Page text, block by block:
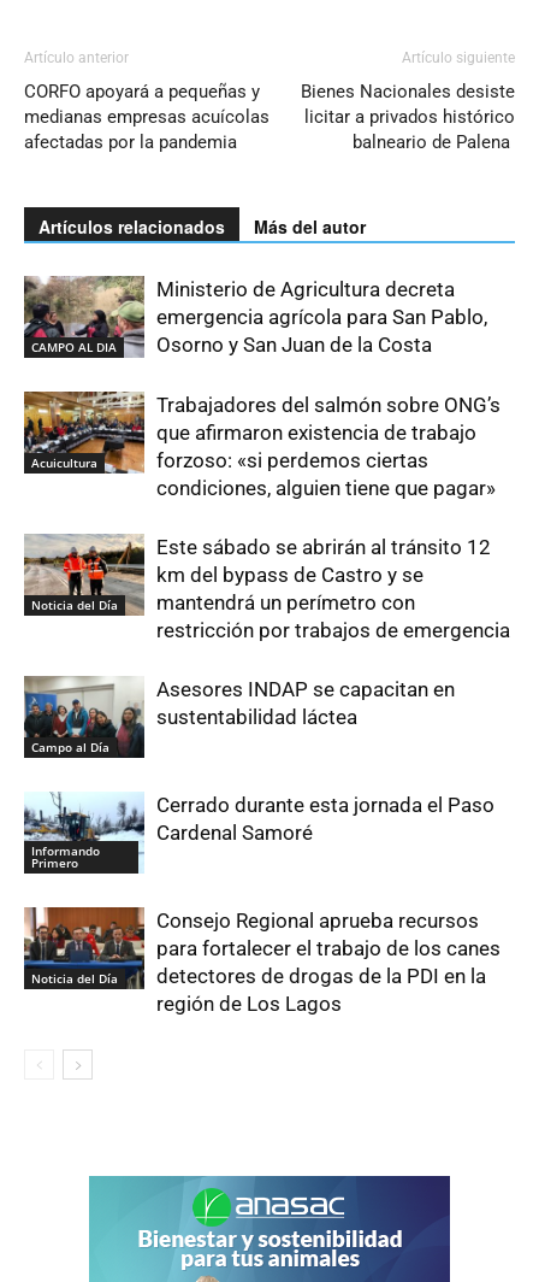
Artículo anterior
CORFO apoyará a pequeñas y
medianas empresas acuícolas
afectadas por la pandemia
Artículo siguiente
Bienes Nacionales desiste
licitar a privados histórico
balneario de Palena
Artículos relacionados Más del autor
CAMPO AL DIA
Ministerio de Agricultura decreta
emergencia agrícola para San Pablo,
Osorno y San Juan de la Costa
Acuicultura
Trabajadores del salmón sobre ONG’s
que afirmaron existencia de trabajo
forzoso: «si perdemos ciertas
condiciones, alguien tiene que pagar»
Noticia del Día
Este sábado se abrirán al tránsito 12
km del bypass de Castro y se
mantendrá un perímetro con
restricción por trabajos de emergencia
Campo al Día
Asesores INDAP se capacitan en
sustentabilidad láctea
Informando
Primero
Cerrado durante esta jornada el Paso
Cardenal Samoré
Noticia del Día
Consejo Regional aprueba recursos
para fortalecer el trabajo de los canes
detectores de drogas de la PDI en la
región de Los Lagos